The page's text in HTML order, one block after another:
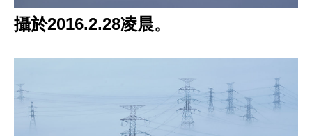
攝於2016.2.28凌晨。